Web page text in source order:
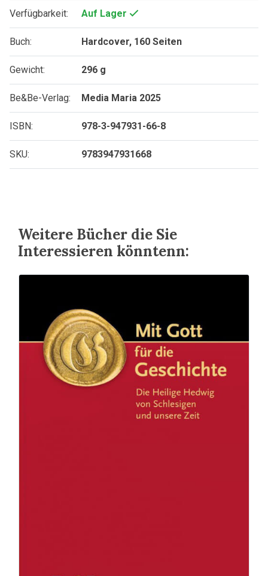
Verfügbarkeit: Auf Lager
Buch: Hardcover, 160 Seiten
Gewicht: 296 g
Be&Be-Verlag: Media Maria 2025
ISBN: 978-3-947931-66-8
SKU: 9783947931668
Weitere Bücher die Sie
Interessieren könntenn: